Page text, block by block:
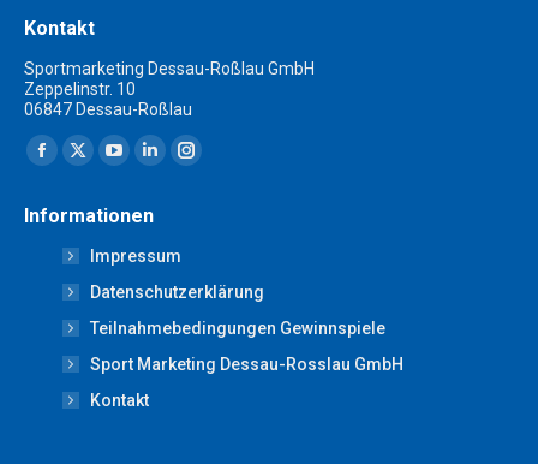
Kontakt
Sportmarketing Dessau-Roßlau GmbH
Zeppelinstr. 10
06847 Dessau-Roßlau
Finden Sie uns auf:
Facebook
opens
new
window
X
opens
in
new
window
YouTube
opens
in
new
window
Linkedin
opens
in
new
window
Instagram
new
window
Informationen
Impressum
Datenschutzerklärung
Teilnahmebedingungen Gewinnspiele
Sport Marketing Dessau-Rosslau GmbH
Kontakt